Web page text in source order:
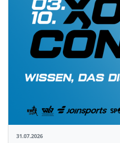
31.07.2026